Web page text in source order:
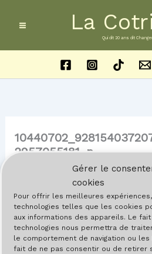
Gérer le
cookies
Pour offrir les meilleures
technologies telles que les cookies
aux informations des appareils. Le
technologies nous permettra de
le comportement de navigation ou les
fait de ne pas consentir ou de retirer
La
Qui dit 20 ans dit
2957055181_n
/22 mai 2024